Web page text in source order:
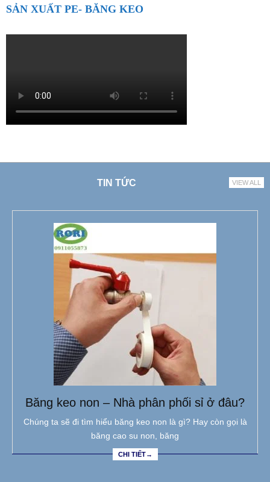
SẢN XUẤT PE- BĂNG KEO
TIN TỨC VIEW ALL
Băng keo non – Nhà phân phối sỉ ở đâu?
Chúng ta sẽ đi tìm hiểu băng keo non là gì? Hay còn gọi là
băng cao su non, băng
CHI TIẾT→